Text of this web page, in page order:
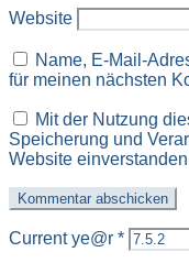
Website
Name, E-Mail-
für meinen nächsten
Mit der Nutzung
Speicherung und
Website
Current ye@r *